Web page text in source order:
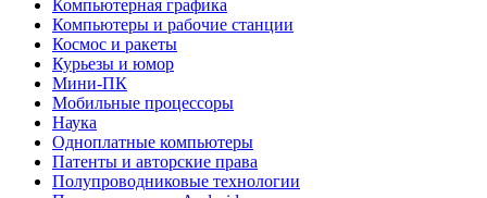
Компьютерная графика
Компьютеры и рабочие станции
Космос и ракеты
Курьезы и юмор
Мини-ПК
Мобильные процессоры
Наука
Одноплатные компьютеры
Патенты и авторские права
Полупроводниковые технологии